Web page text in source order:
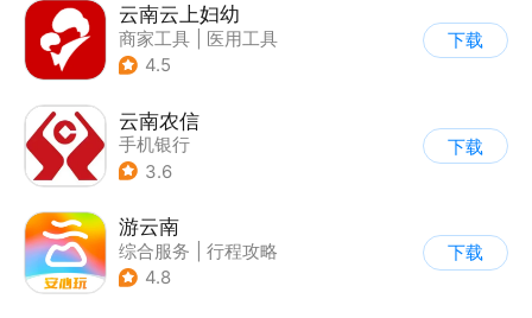
云南云上妇幼
商家工具
医用工具
4.5
下载
云南农信
手机银行
3.6
下载
游云南
综合服务
行程攻略
4.8
下载